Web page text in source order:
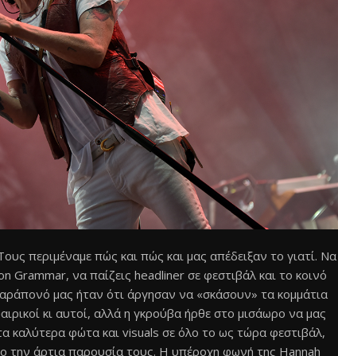
περιμέναμε πώς και πώς και μας απέδειξαν το γιατί. Nα
Grammar, να παίζεις headliner σε φεστιβάλ και το κοινό
μας ήταν ότι άργησαν να «σκάσουν» τα κομμάτια
κι αυτοί, αλλά η γκρούβα ήρθε στο μισάωρο να μας
καλύτερα φώτα και visuals σε όλο το ως τώρα φεστιβάλ,
την άρτια παρουσία τους. Η υπέροχη φωνή της Hannah